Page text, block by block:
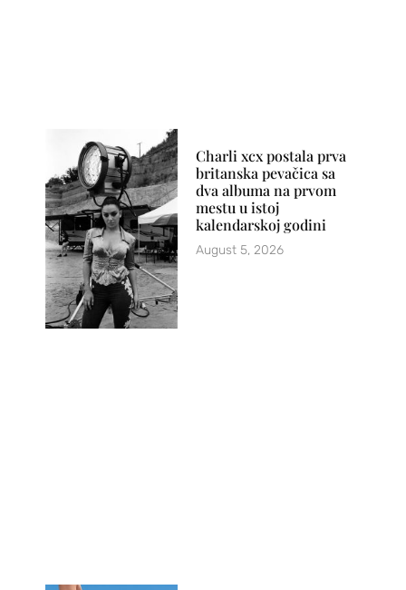
Charli xcx postala prva
britanska pevačica sa
dva albuma na prvom
mestu u istoj
kalendarskoj godini
August 5, 2026